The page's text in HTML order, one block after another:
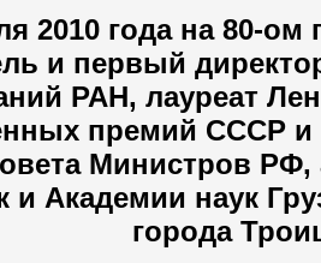
2010 года на 80-ом
и первый
РАН, лауреат
премий СССР
Министров РФ,
и Академии наук
города